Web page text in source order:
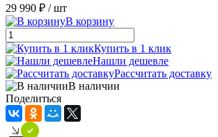
29 990 ₽ / шт
В корзину
Купить в 1 клик
Нашли дешевле
Рассчитать доставку
В наличии
Поделиться